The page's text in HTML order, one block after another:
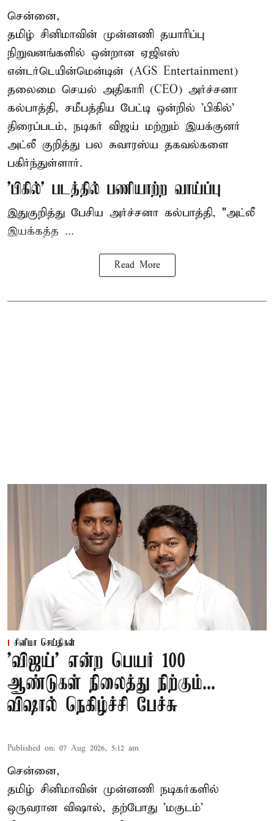
சென்னை,
தமிழ் சினிமாவின் முன்னணி தயாரிப்பு
நிறுவனங்களில் ஒன்றான ஏஜிஎஸ்
என்டர்டெயின்மென்டின் (AGS Entertainment)
தலைமை செயல் அதிகாரி (CEO) அர்ச்சனா
கல்பாத்தி, சமீபத்திய பேட்டி ஒன்றில் 'பிகில்'
திரைப்படம், நடிகர் விஜய் மற்றும் இயக்குனர்
அட்லீ குறித்து பல சுவாரஸ்ய தகவல்களை
பகிர்ந்துள்ளார்.
'பிகில்' படத்தில் பணியாற்ற வாய்ப்பு
இதுகுறித்து பேசிய அர்ச்சனா கல்பாத்தி, "அட்லீ
இயக்கத்த ...
Read More
சினிமா செய்திகள்
'விஜய்' என்ற பெயர் 100
ஆண்டுகள் நிலைத்து நிற்கும்...
விஷால் நெகிழ்ச்சி பேச்சு
Published on: 07 Aug 2026, 5:12 am
சென்னை,
தமிழ் சினிமாவின் முன்னணி நடிகர்களில்
ஒருவரான விஷால், தற்போது 'மகுடம்'